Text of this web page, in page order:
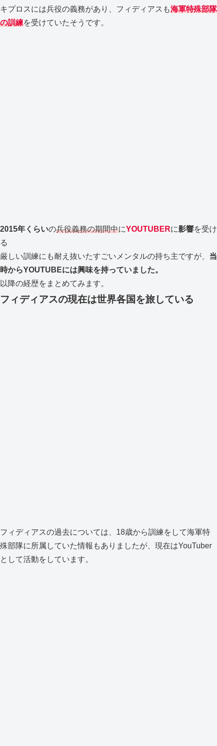
キプロスには兵役の義務があり、フィディアスも海軍特殊部隊
の訓練を受けていたそうです。
2015年くらいの兵役義務の期間中にYOUTUBERに影響を受け
る
厳しい訓練にも耐え抜いたすごいメンタルの持ち主ですが、 当
時からYOUTUBEには興味を持っていました。
以降の経歴をまとめてみます。
フィディアスの現在は世界各国を旅している
フィディアスの過去については、18歳から訓練をして海軍特
殊部隊に所属していた情報もありましたが、現在はYouTuber
として活動をしています。